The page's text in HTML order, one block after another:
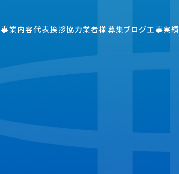
事業内容代表挨拶協力業者様募集ブログ工事実績